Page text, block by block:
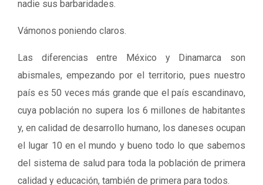
nadie sus barbaridades.
Vámonos poniendo claros.
Las diferencias entre México y Dinamarca son
abismales, empezando por el territorio, pues nuestro
país es 50 veces más grande que el país escandinavo,
cuya población no supera los 6 millones de habitantes
y, en calidad de desarrollo humano, los daneses ocupan
el lugar 10 en el mundo y bueno todo lo que sabemos
del sistema de salud para toda la población de primera
calidad y educación, también de primera para todos.